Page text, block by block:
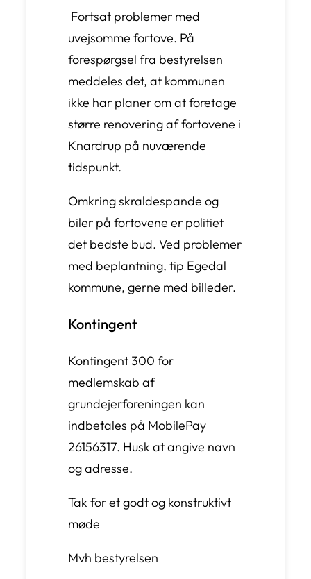
Fortsat problemer med
uvejsomme fortove. På
forespørgsel fra bestyrelsen
meddeles det, at kommunen
ikke har planer om at foretage
større renovering af fortovene i
Knardrup på nuværende
tidspunkt.
Omkring skraldespande og
biler på fortovene er politiet
det bedste bud. Ved problemer
med beplantning, tip Egedal
kommune, gerne med billeder.
Kontingent
Kontingent 300 for
medlemskab af
grundejerforeningen kan
indbetales på MobilePay
26156317. Husk at angive navn
og adresse.
Tak for et godt og konstruktivt
møde
Mvh bestyrelsen